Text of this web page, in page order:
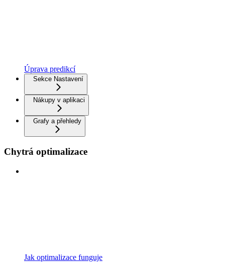
Úprava predikcí
Sekce Nastavení
Nákupy v aplikaci
Grafy a přehledy
Chytrá optimalizace
Jak optimalizace funguje